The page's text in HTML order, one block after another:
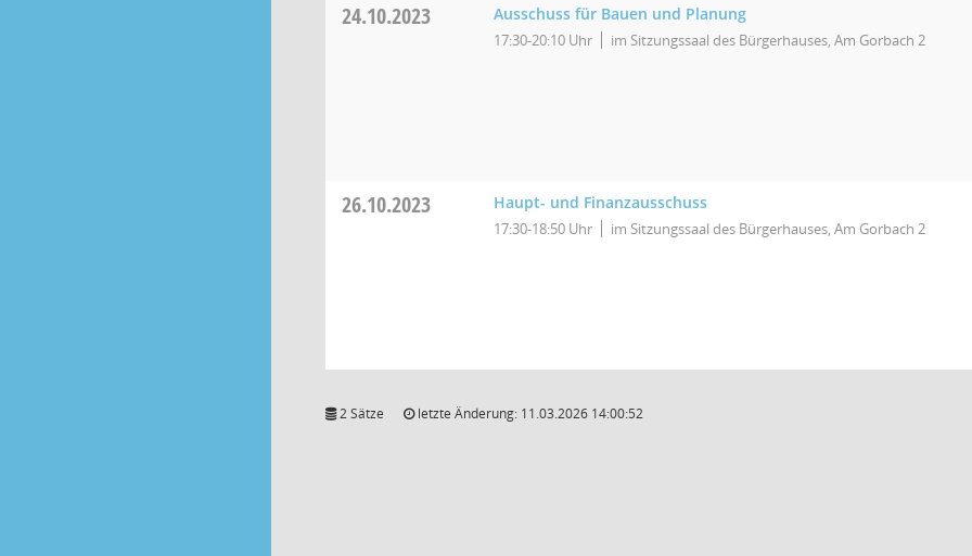
24.10.2023 Ausschuss für Bauen und Planung
17:30-20:10 Uhr im Sitzungssaal des Bürgerhauses, Am Gorbach 2
26.10.2023 Haupt- und Finanzausschuss
17:30-18:50 Uhr im Sitzungssaal des Bürgerhauses, Am Gorbach 2
2 Sätze letzte Änderung: 11.03.2026 14:00:52